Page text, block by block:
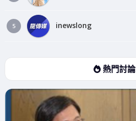
5 inewslong
熱門討論